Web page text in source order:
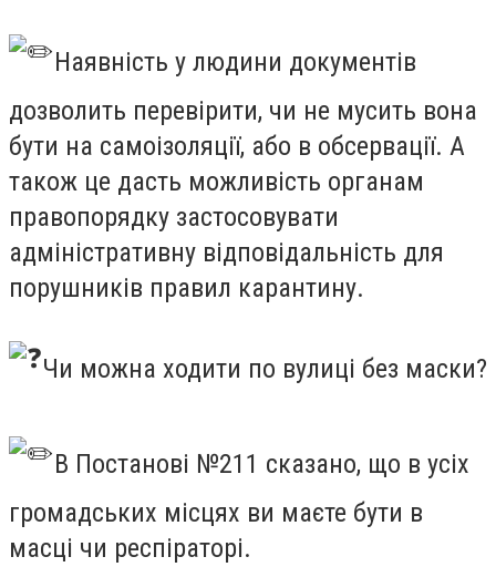
Наявність у людини документів
дозволить перевірити, чи не мусить вона
бути на самоізоляції, або в обсервації. А
також це дасть можливість органам
правопорядку застосовувати
адміністративну відповідальність для
порушників правил карантину.
Чи можна ходити по вулиці без маски?
В Постанові №211 сказано, що в усіх
громадських місцях ви маєте бути в
масці чи респіраторі.